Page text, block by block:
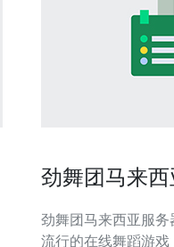
劲舞团马来
劲舞团马来西亚服务器，
流行的在线舞蹈游